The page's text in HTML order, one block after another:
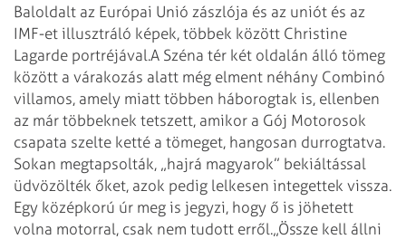
Baloldalt az Európai Unió zászlója és az uniót és az
IMF-et illusztráló képek, többek között Christine
Lagarde portréjával.A Széna tér két oldalán álló tömeg
között a várakozás alatt még elment néhány Combinó
villamos, amely miatt többen háborogtak is, ellenben
az már többeknek tetszett, amikor a Gój Motorosok
csapata szelte ketté a tömeget, hangosan durrogtatva.
Sokan megtapsolták, „hajrá magyarok” bekiáltással
üdvözölték őket, azok pedig lelkesen integettek vissza.
Egy középkorú úr meg is jegyzi, hogy ő is jöhetett
volna motorral, csak nem tudott erről.„Össze kell állni